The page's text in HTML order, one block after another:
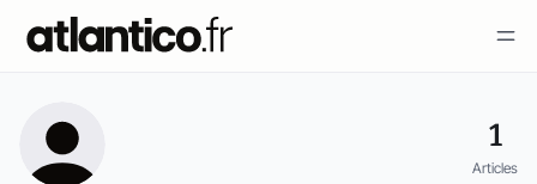
1
Articles